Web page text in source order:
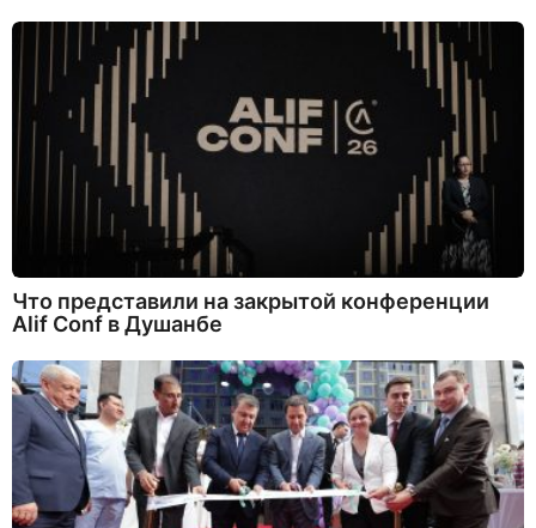
Что представили на закрытой конференции
Alif Conf в Душанбе